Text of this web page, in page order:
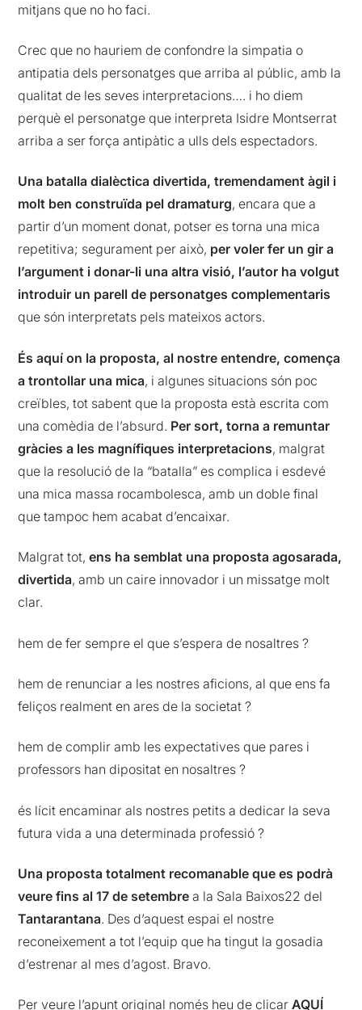
mitjans que no ho faci.
Crec que no hauriem de confondre la simpatia o
antipatia dels personatges que arriba al públic, amb la
qualitat de les seves interpretacions…. i ho diem
perquè el personatge que interpreta Isidre Montserrat
arriba a ser força antipàtic a ulls dels espectadors.
Una batalla dialèctica divertida, tremendament àgil i
molt ben construïda pel dramaturg, encara que a
partir d’un moment donat, potser es torna una mica
repetitiva; segurament per això, per voler fer un gir a
l’argument i donar-li una altra visió, l’autor ha volgut
introduir un parell de personatges complementaris
que són interpretats pels mateixos actors.
És aquí on la proposta, al nostre entendre, comença
a trontollar una mica, i algunes situacions són poc
creïbles, tot sabent que la proposta està escrita com
una comèdia de l’absurd. Per sort, torna a remuntar
gràcies a les magnífiques interpretacions, malgrat
que la resolució de la “batalla” es complica i esdevé
una mica massa rocambolesca, amb un doble final
que tampoc hem acabat d’encaixar.
Malgrat tot,ens ha semblat una proposta agosarada,
divertida, amb un caire innovador i un missatge molt
clar.
hem de fer sempre el que s’espera de nosaltres ?
hem de renunciar a les nostres aficions, al que ens fa
feliços realment en ares de la societat ?
hem de complir amb les expectatives que pares i
professors han dipositat en nosaltres ?
és lícit encaminar als nostres petits a dedicar la seva
futura vida a una determinada professió ?
Una proposta totalment recomanable que es podrà
veure fins al 17 de setembre a la Sala Baixos22 del
Tantarantana. Des d’aquest espai el nostre
reconeixement a tot l’equip que ha tingut la gosadia
d’estrenar al mes d’agost. Bravo.
Per veure l’apunt original només heu de clicarAQUÍ